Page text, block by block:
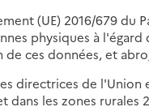
(UE) 2016/679 du
physiques à
de ces données, et
directrices de l'Union
dans les zones rurales